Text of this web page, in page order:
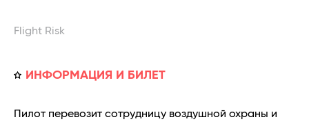
Flight Risk
ИНФОРМАЦИЯ И БИЛЕТ
Пилот перевозит сотрудницу воздушной охраны и